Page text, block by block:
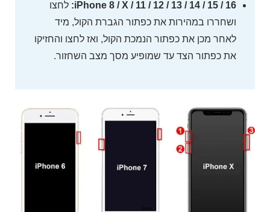
iPhone 8 / X / 11 / 12 / 13 / 14 / 15 / 16: לחצו
ושחררו במהירות את כפתור הגברת הקול, מיד
לאחר מכן את כפתור הנמכת הקול, ואז לחצו והחזיקו
את כפתור הצד עד שמופיע מסך מצב השחזור.